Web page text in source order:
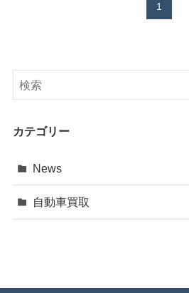
1
カテゴリー
News
自動車買取